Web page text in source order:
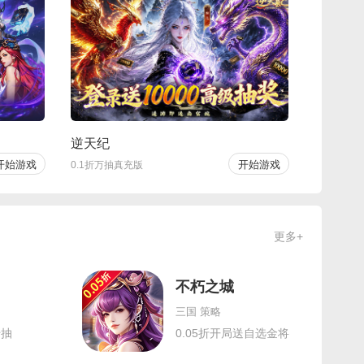
始游戏
逆天纪
0.1折万抽真充版 开始游戏
更多+
不朽之城
三国 策略
0.05折开局送自选金将